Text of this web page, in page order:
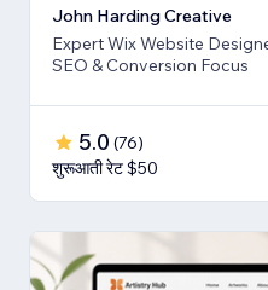
John Harding Creative
Expert Wix Website
SEO & Conversion Focus
5.0 (76)
शुरूआती रेट $50